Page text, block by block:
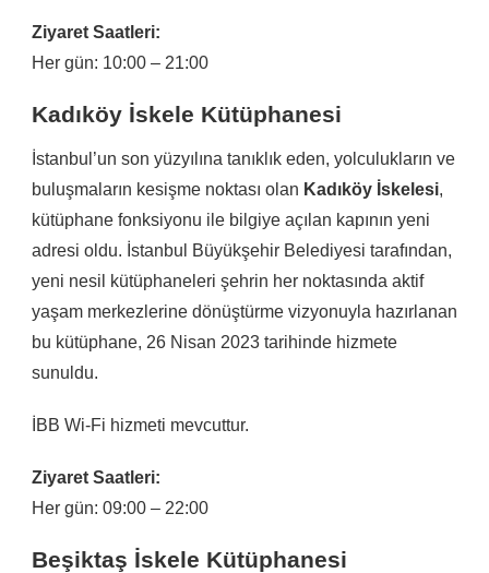
Ziyaret Saatleri:
Her gün: 10:00 – 21:00
Kadıköy İskele Kütüphanesi
İstanbul’un son yüzyılına tanıklık eden, yolculukların ve
buluşmaların kesişme noktası olan Kadıköy İskelesi,
kütüphane fonksiyonu ile bilgiye açılan kapının yeni
adresi oldu. İstanbul Büyükşehir Belediyesi tarafından,
yeni nesil kütüphaneleri şehrin her noktasında aktif
yaşam merkezlerine dönüştürme vizyonuyla hazırlanan
bu kütüphane, 26 Nisan 2023 tarihinde hizmete
sunuldu.
İBB Wi-Fi hizmeti mevcuttur.
Ziyaret Saatleri:
Her gün: 09:00 – 22:00
Beşiktaş İskele Kütüphanesi